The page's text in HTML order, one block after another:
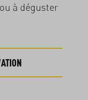
à déguster